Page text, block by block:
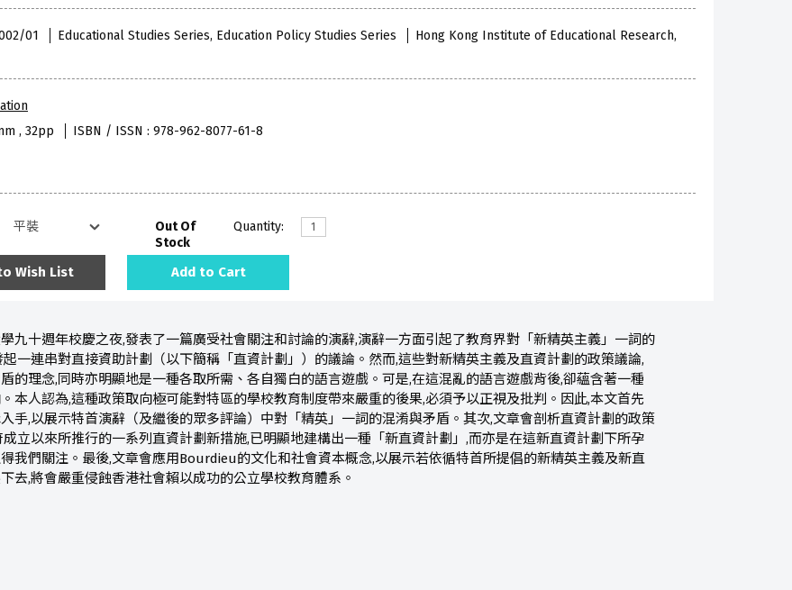
01 Educational Studies Series, Education Policy Studies Series
Hong Kong Institute of Educational Research,
, 32pp
ISBN / ISSN : 978-962-8077-61-8
Out Of
Stock
Quantity:
Wish List Add to Cart
九十週年校慶之夜,發表了一篇廣受社會關注和討論的演辭,演辭一方面引起了教育界對「新精英主義」一詞的
一連串對直接資助計劃（以下簡稱「直資計劃」）的議論。然而,這些對新精英主義及直資計劃的政策議論,
的理念,同時亦明顯地是一種各取所需、各自獨白的語言遊戲。可是,在這混亂的語言遊戲背後,卻蘊含著一種
本人認為,這種政策取向極可能對特區的學校教育制度帶來嚴重的後果,必須予以正視及批判。因此,本文首先
手,以展示特首演辭（及繼後的眾多評論）中對「精英」一詞的混淆與矛盾。其次,文章會剖析直資計劃的政策
立以來所推行的一系列直資計劃新措施,已明顯地建構出一種「新直資計劃」,而亦是在這新直資計劃下所孕
我們關注。最後,文章會應用Bourdieu的文化和社會資本概念,以展示若依循特首所提倡的新精英主義及新直
去,將會嚴重侵蝕香港社會賴以成功的公立學校教育體系。